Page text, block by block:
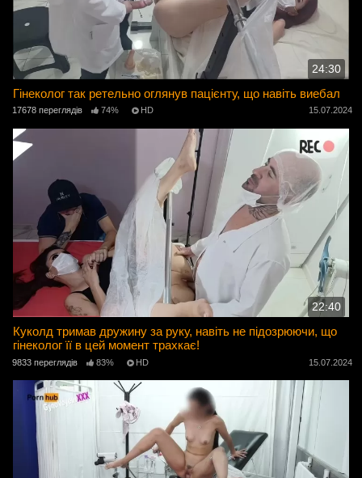
24:30
Гінеколог так ретельно оглянув пацієнту, що навіть виебал
17678 переглядів 74% HD 15.07.2024
22:40
Куколд тримав дружину за руку, навіть не підозрюючи, що
гінеколог її в цей момент трахкає!
9833 переглядів 83% HD 15.07.2024